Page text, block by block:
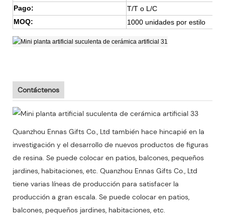
Pago:
T/T o L/C
MOQ:
1000 unidades por estilo
Contáctenos
Quanzhou Ennas Gifts Co., Ltd también hace hincapié en la
investigación y el desarrollo de nuevos productos de figuras
de resina. Se puede colocar en patios, balcones, pequeños
jardines, habitaciones, etc. Quanzhou Ennas Gifts Co., Ltd
tiene varias líneas de producción para satisfacer la
producción a gran escala. Se puede colocar en patios,
balcones, pequeños jardines, habitaciones, etc.